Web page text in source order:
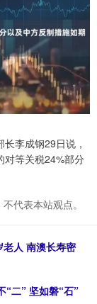
李成钢29日说，
对等关税24%部分
代表本站观点。
人 南澳长寿密
“二” 坚如磐“石”